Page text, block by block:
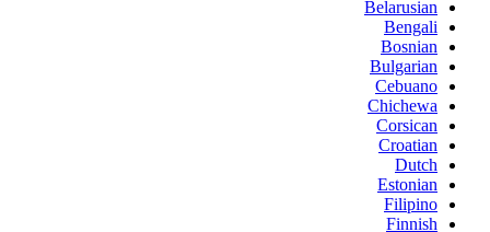
Belarusian
Bengali
Bosnian
Bulgarian
Cebuano
Chichewa
Corsican
Croatian
Dutch
Estonian
Filipino
Finnish